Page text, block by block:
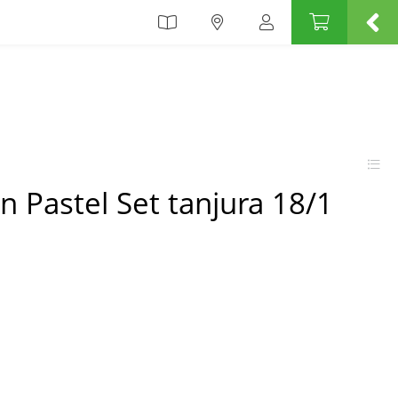
Pastel Set tanjura 18/1